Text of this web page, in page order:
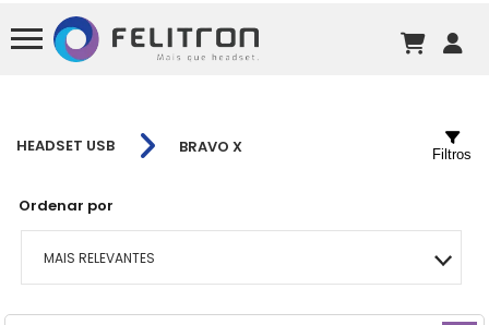
HEADSET USB BRAVO X
Ordenar por
MAIS RELEVANTES
MAIS VENDIDOS
Filtros